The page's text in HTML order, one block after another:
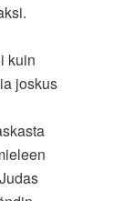
kuin
joskus